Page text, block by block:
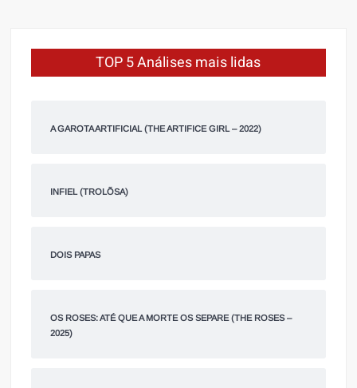
TOP 5 Análises mais lidas
A GAROTA ARTIFICIAL (THE ARTIFICE GIRL – 2022)
INFIEL (TROLÕSA)
DOIS PAPAS
OS ROSES: ATÉ QUE A MORTE OS SEPARE (THE ROSES –
2025)